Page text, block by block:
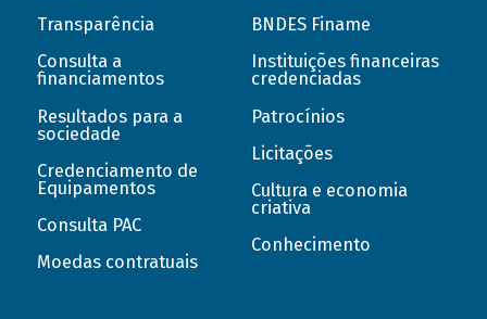
Transparência
Consulta a
financiamentos
Resultados para a
sociedade
Credenciamento de
Equipamentos
Consulta PAC
Moedas contratuais
BNDES Finame
Instituições financeiras
credenciadas
Patrocínios
Licitações
Cultura e economia
criativa
Conhecimento